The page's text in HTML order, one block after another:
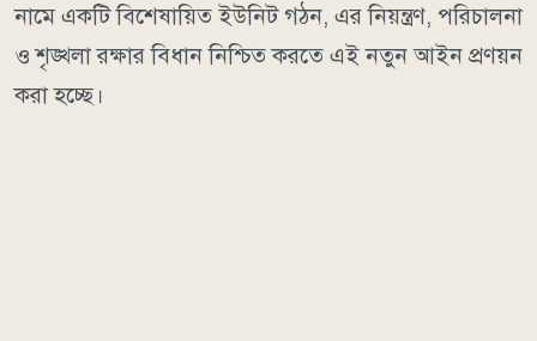
নামে একটি বিশেষায়িত ইউনিট গঠন, এর নিয়ন্ত্রণ, পরিচালনা
ও শৃঙ্খলা রক্ষার বিধান নিশ্চিত করতে এই নতুন আইন প্রণয়ন
করা হচ্ছে।